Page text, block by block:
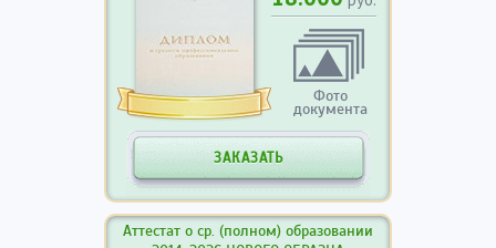
Фото
документа
ЗАКАЗАТЬ
Аттестат о ср. (полном) образовании